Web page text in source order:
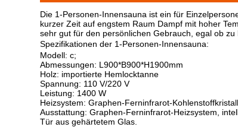
Die 1-Personen-Innensauna ist ein für
kurzer Zeit auf engstem Raum Dampf mit hoher
sehr gut für den persönlichen Gebrauch, egal ob
Spezifikationen der 1-Personen-Innensauna:
Modell: c;
Abmessungen: L900*B900*H1900mm
Holz: importierte Hemlocktanne
Spannung: 110 V/220 V
Leistung: 1400 W
Heizsystem: Graphen-Ferninfrarot-
Ausstattung: Graphen-Ferninfrarot-Heizsystem,
Tür aus gehärtetem Glas.